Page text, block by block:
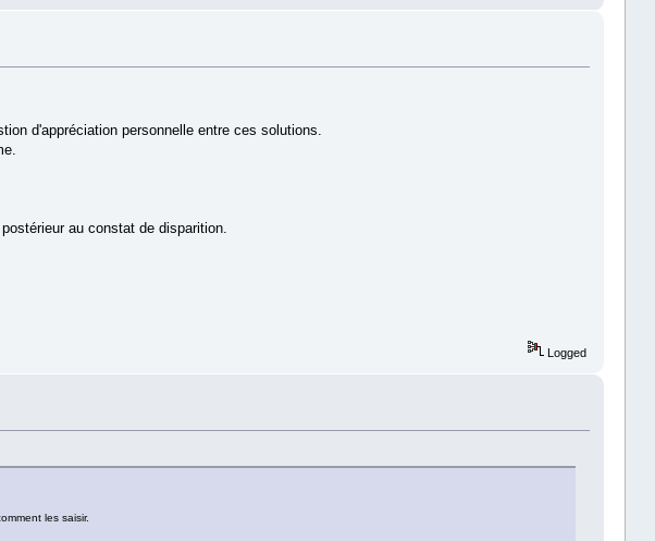
d'appréciation personnelle entre ces solutions.
au constat de disparition.
Logged
les saisir.